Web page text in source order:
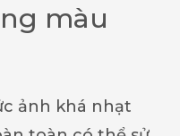
màu
ảnh khá nhạt